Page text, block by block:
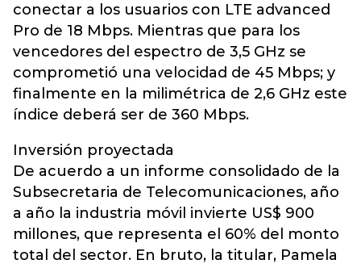
conectar a los usuarios con LTE advanced
Pro de 18 Mbps. Mientras que para los
vencedores del espectro de 3,5 GHz se
comprometió una velocidad de 45 Mbps; y
finalmente en la milimétrica de 2,6 GHz este
índice deberá ser de 360 Mbps.
Inversión proyectada
De acuerdo a un informe consolidado de la
Subsecretaria de Telecomunicaciones, año
a año la industria móvil invierte US$ 900
millones, que representa el 60% del monto
total del sector. En bruto, la titular, Pamela